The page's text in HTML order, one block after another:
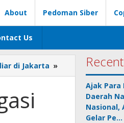
About Pedoman Siber
Us
di Jakarta »
Maluku
Terbitkan
Obligasi
Ajak
Daerah
Nasional,
Gelar Pe…